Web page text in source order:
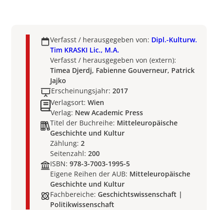
Verfasst / herausgegeben von: Dipl.-Kulturw.
Tim KRASKI Lic., M.A.
Verfasst / herausgegeben von (extern):
Timea Djerdj, Fabienne Gouverneur, Patrick
Jajko
Erscheinungsjahr: 2017
Verlagsort: Wien
Verlag: New Academic Press
Titel der Buchreihe: Mitteleuropäische
Geschichte und Kultur
Zählung: 2
Seitenzahl: 200
ISBN: 978-3-7003-1995-5
Eigene Reihen der AUB: Mitteleuropäische
Geschichte und Kultur
Fachbereiche: Geschichtswissenschaft |
Politikwissenschaft